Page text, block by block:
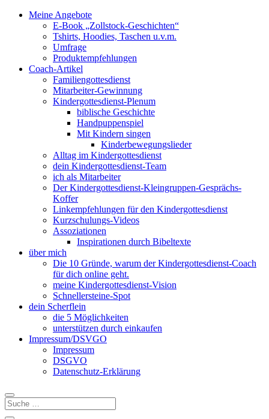
Meine Angebote
E-Book „Zollstock-Geschichten“
Tshirts, Hoodies, Taschen u.v.m.
Umfrage
Produktempfehlungen
Coach-Artikel
Familiengottesdienst
Mitarbeiter-Gewinnung
Kindergottesdienst-Plenum
biblische Geschichte
Handpuppenspiel
Mit Kindern singen
Kinderbewegungslieder
Alltag im Kindergottesdienst
dein Kindergottesdienst-Team
ich als Mitarbeiter
Der Kindergottesdienst-Kleingruppen-Gesprächs-
Koffer
Linkempfehlungen für den Kindergottesdienst
Kurzschulungs-Videos
Assoziationen
Inspirationen durch Bibeltexte
über mich
Die 10 Gründe, warum der Kindergottesdienst-Coach
für dich online geht.
meine Kindergottesdienst-Vision
Schnellersteine-Spot
dein Scherflein
die 5 Möglichkeiten
unterstützen durch einkaufen
Impressum/DSVGO
Impressum
DSGVO
Datenschutz-Erklärung